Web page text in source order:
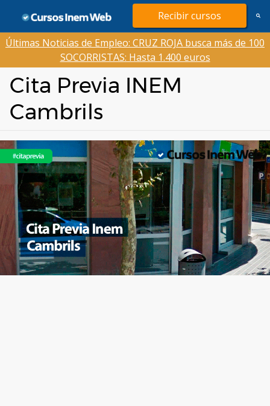
contenido
Recibir cursos
Últimas Noticias de Empleo: CRUZ ROJA busca más de 100
SOCORRISTAS: Hasta 1.400 euros
Cita Previa INEM
Cambrils